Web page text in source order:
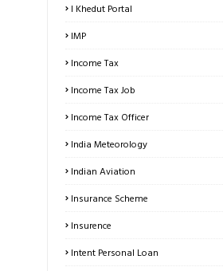
I Khedut Portal
IMP
Income Tax
Income Tax Job
Income Tax Officer
India Meteorology
Indian Aviation
Insurance Scheme
Insurence
Intent Personal Loan